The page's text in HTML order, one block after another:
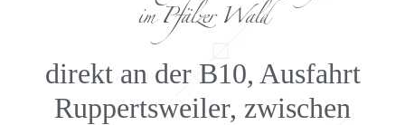
im Pfälzer Wald
direkt an der B10, Ausfahrt
Ruppertsweiler, zwischen